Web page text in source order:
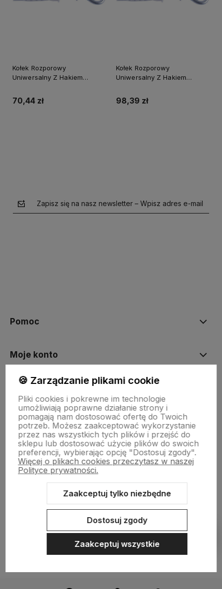
Kołek Rozporowy
Uniwersalny Z Hakiem
70,44 zł
Kołek Rozporowy
Uniwersalny Z Hakiem
98,39 zł
Zapisz się na nasz newsletter – Wpisz adres e-mail
Pomoc
Moje konto
Płatności i dostawa
Informacje
O nas
Sklep internetowy Shoper.pl Szablon Shoper Modern 3.0™
🍪 Zarządzanie plikami cookie
Pliki cookies i pokrewne im technologie
umożliwiają poprawne działanie strony i
pomagają nam dostosować ofertę do Twoich
potrzeb. Możesz zaakceptować wykorzystanie
przez nas wszystkich tych plików i przejść do
sklepu lub dostosować użycie plików do swoich
preferencji, wybierając opcję "Dostosuj zgody".
Więcej o plikach cookies przeczytasz w naszej
Polityce prywatności.
Zaakceptuj tylko niezbędne
Dostosuj zgody
Zaakceptuj wszystkie